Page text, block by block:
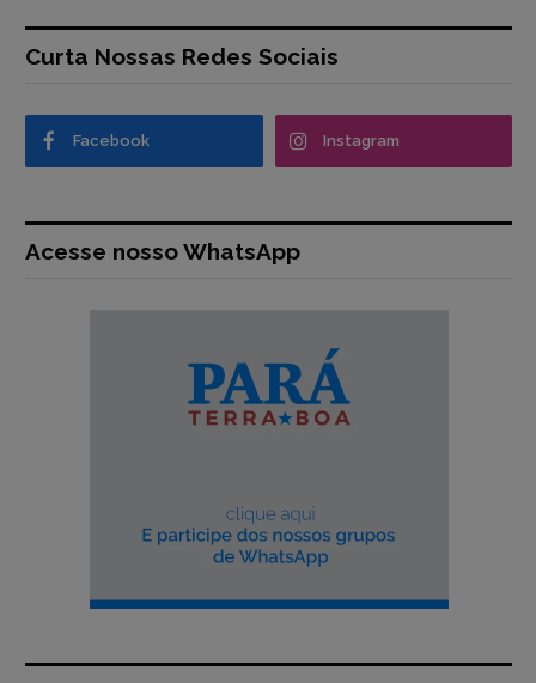
Curta Nossas Redes Sociais
Facebook Instagram
Acesse nosso WhatsApp